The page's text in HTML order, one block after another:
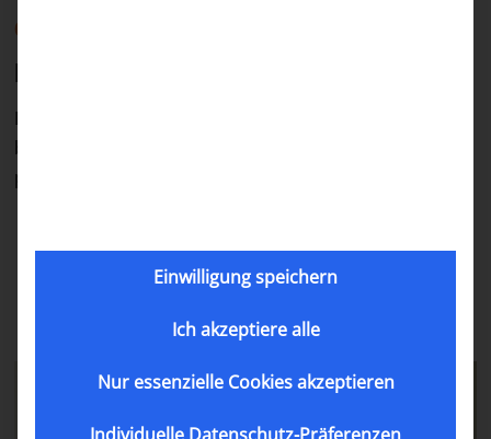
Cleft children
David, 12 years
David received a poorly done surgery when he was a
baby. As a result, David speaks very poorly and often
prefers to leave the house wearing a face mask.
Einwilligung speichern
Ich akzeptiere alle
Nur essenzielle Cookies akzeptieren